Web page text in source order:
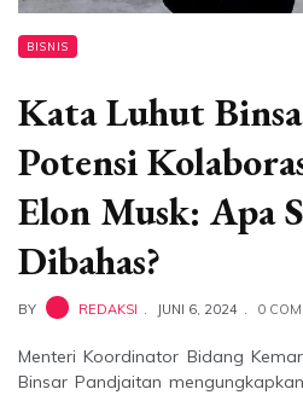
BISNIS
Kata Luhut
Potensi
Elon Musk: Apa
Dibahas?
BY REDAKSI JUNI 6, 2024 0
Menteri Koordinator Bidang
Binsar Pandjaitan